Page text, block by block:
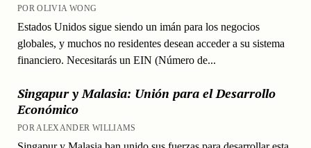
POR OLIVIA WONG
Estados Unidos sigue siendo un imán para los negocios
globales, y muchos no residentes desean acceder a su sistema
financiero. Necesitarás un EIN (Número de...
Singapur y Malasia: Unión para el Desarrollo
Económico
POR ALEXANDER WILLIAMS